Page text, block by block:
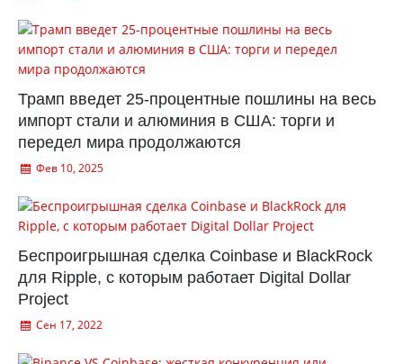
Трамп введет 25-процентные пошлины на весь
импорт стали и алюминия в США: торги и
передел мира продолжаются
Фев 10, 2025
Беспроигрышная сделка Coinbase и BlackRock
для Ripple, с которым работает Digital Dollar
Project
Сен 17, 2022